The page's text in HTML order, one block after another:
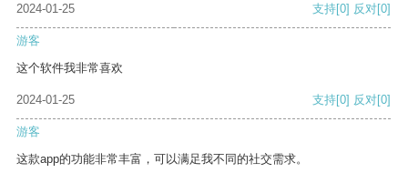
2024-01-25 支持[0] 反对[0]
游客
这个软件我非常喜欢
2024-01-25 支持[0] 反对[0]
游客
这款app的功能非常丰富，可以满足我不同的社交需求。